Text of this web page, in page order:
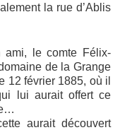
la rue d’Ablis
le comte Félix-
de la Grange
12 février 1885, où il
lui aurait offert ce
aurait découvert